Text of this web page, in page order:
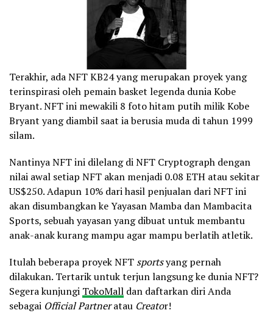
Terakhir, ada NFT KB24 yang merupakan proyek yang
terinspirasi oleh pemain basket legenda dunia Kobe
Bryant. NFT ini mewakili 8 foto hitam putih milik Kobe
Bryant yang diambil saat ia berusia muda di tahun 1999
silam.
Nantinya NFT ini dilelang di NFT Cryptograph dengan
nilai awal setiap NFT akan menjadi 0.08 ETH atau sekitar
US$250. Adapun 10% dari hasil penjualan dari NFT ini
akan disumbangkan ke Yayasan Mamba dan Mambacita
Sports, sebuah yayasan yang dibuat untuk membantu
anak-anak kurang mampu agar mampu berlatih atletik.
Itulah beberapa proyek NFT sportsyang pernah
dilakukan. Tertarik untuk terjun langsung ke dunia NFT?
Segera kunjungi TokoMall dan daftarkan diri Anda
sebagai Official Partneratau Creator!